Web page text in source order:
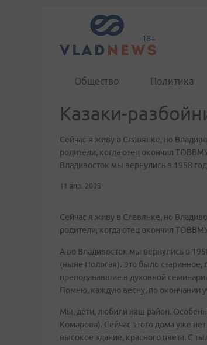
Общество Политика
Казаки-
Сейчас я живу в Славянке, но
родители, когда отец окончил
Владивосток мы вернулись в 1958
11 апр. 2008
Сейчас я живу в Славянке, но
родители, когда отец окончил
А во Владивосток мы вернулись в
(ныне Пологая). Это было
преподававшие в духовной
Помню, каждую весну, по окончании
Мы, дети, любили наш район.
Комарова). Сейчас этого дома уже
высокое здание, красного цвета. С